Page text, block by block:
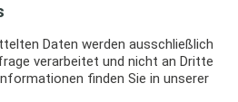
Daten werden ausschließlich
verarbeitet und nicht an Dritte
finden Sie in unserer